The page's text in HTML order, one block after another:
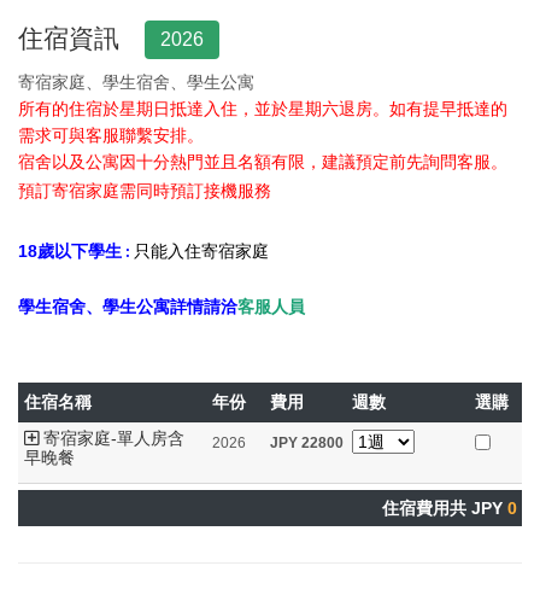
住宿資訊 2026
寄宿家庭、學生宿舍、學生公寓
所有的住宿於星期日抵達入住，並於星期六退房。 如有提早抵達的
需求可與客服聯繫安排。
宿舍以及公寓因十分熱門並且名額有限，建議預定前先詢問客服。
預訂寄宿家庭需同時預訂接機服務
18歲以下學生 : 只能入住寄宿家庭
學生宿舍、學生公寓詳情請洽客服人員
住宿名稱 年份 費用 週數
選購
寄宿家庭-單人房含
早晚餐
2026 JPY 22800
住宿費用共 JPY 0